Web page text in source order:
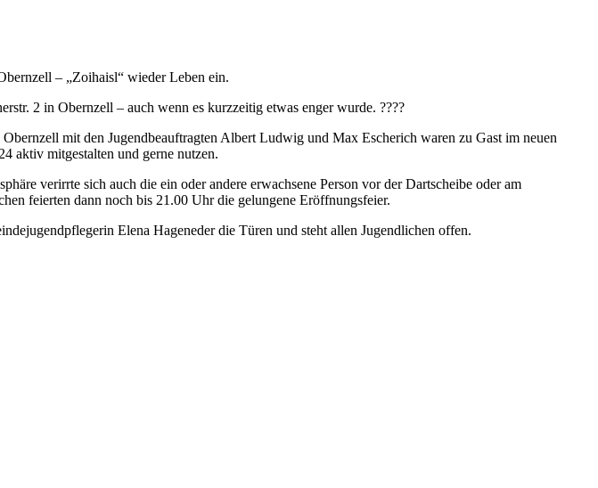
– „Zoihaisl“ wieder Leben ein.
2 in Obernzell – auch wenn es kurzzeitig etwas enger wurde. ????
mit den Jugendbeauftragten Albert Ludwig und Max Escherich waren zu Gast im neuen
aktiv mitgestalten und gerne nutzen.
verirrte sich auch die ein oder andere erwachsene Person vor der Dartscheibe oder am
feierten dann noch bis 21.00 Uhr die gelungene Eröffnungsfeier.
Elena Hageneder die Türen und steht allen Jugendlichen offen.